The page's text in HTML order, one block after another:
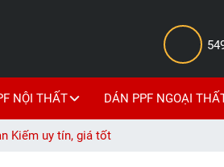
NỘI THẤT DÁN PPF NGOẠI
Kiếm uy tín, giá tốt